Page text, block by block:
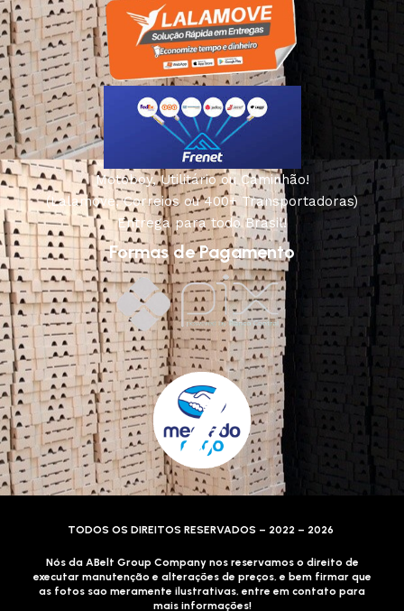
Motoboy, Utilitário ou Caminhão!
(Lalamove, Correios ou 400+ Transportadoras)
Entrega para todo Brasil!
Formas de Pagamento
TODOS OS DIREITOS RESERVADOS – 2022 – 2026
Nós da ABelt Group Company nos reservamos o direito de
executar manutenção e alterações de preços, e bem firmar que
as fotos sao meramente ilustrativas, entre em contato para
mais informações!